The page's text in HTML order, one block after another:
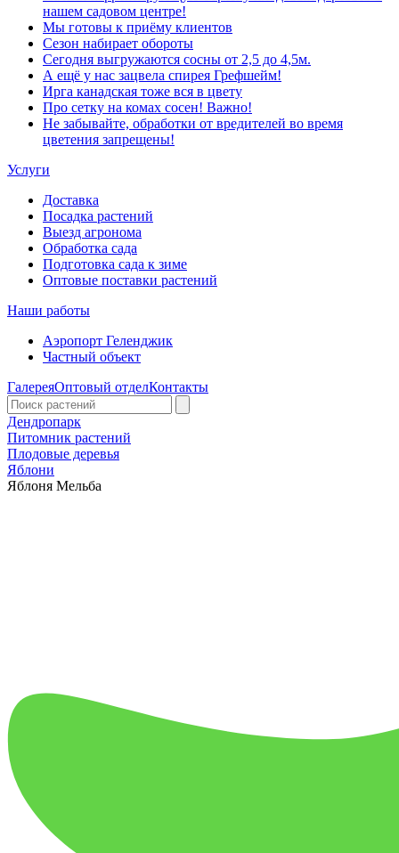
нашем садовом центре!
Мы готовы к приёму клиентов
Сезон набирает обороты
Сегодня выгружаются сосны от 2,5 до 4,5м.
А ещё у нас зацвела спирея Грефшейм!
Ирга канадская тоже вся в цвету
Про сетку на комах сосен! Важно!
Не забывайте, обработки от вредителей во время
цветения запрещены!
Услуги
Доставка
Посадка растений
Выезд агронома
Обработка сада
Подготовка сада к зиме
Оптовые поставки растений
Наши работы
Аэропорт Геленджик
Частный объект
ГалереяОптовый отделКонтакты
Дендропарк
Питомник растений
Плодовые деревья
Яблони
Яблоня Мельба